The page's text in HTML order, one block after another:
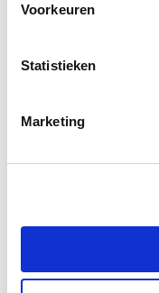
Voorkeuren
Statistieken
Marketing
Nieuws
stijgt fors binnen
Het aantal meldingen
uit nieuwe cijfers van
Crevits. De minister wil